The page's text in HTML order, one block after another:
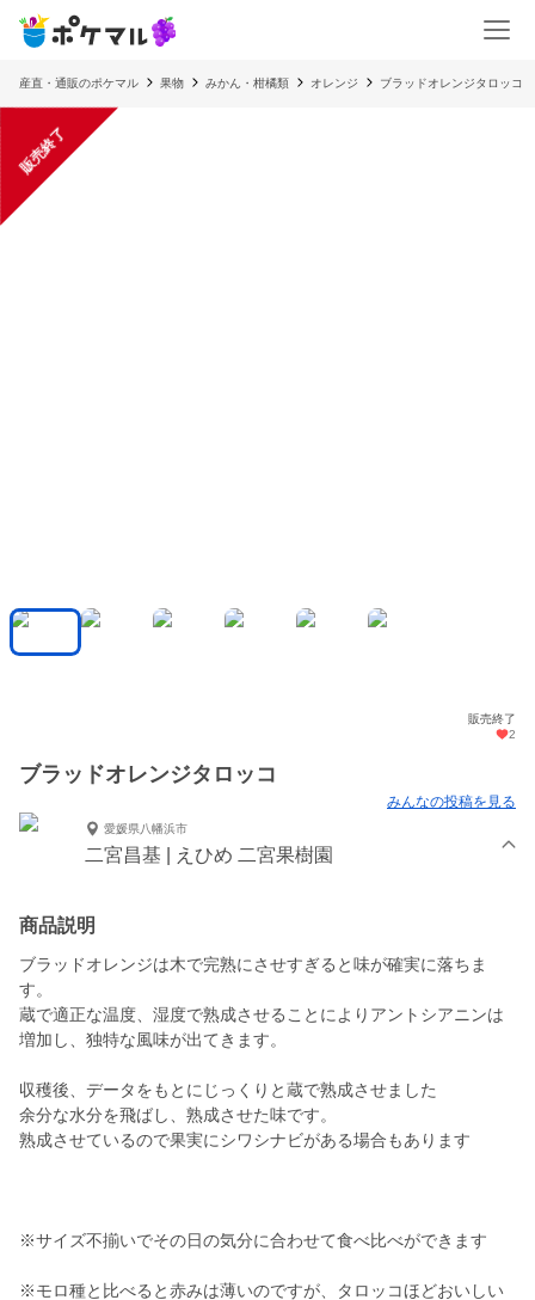
産直・通販のポケマル 果物 みかん・柑橘類 オレンジ ブラッドオレンジタロッコ
販売終了
販売終了
2
ブラッドオレンジタロッコ
みんなの投稿を見る
愛媛県八幡浜市
二宮昌基 | えひめ 二宮果樹園
商品説明
ブラッドオレンジは木で完熟にさせすぎると味が確実に落ちま
す。
蔵で適正な温度、湿度で熟成させることによりアントシアニンは
増加し、独特な風味が出てきます。
収穫後、データをもとにじっくりと蔵で熟成させました
余分な水分を飛ばし、熟成させた味です。
熟成させているので果実にシワシナビがある場合もあります
※サイズ不揃いでその日の気分に合わせて食べ比べができます
※モロ種と比べると赤みは薄いのですが、タロッコほどおいしい